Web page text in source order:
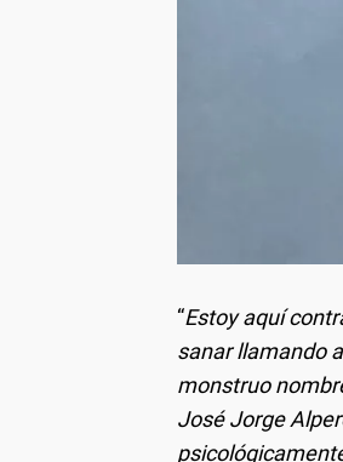
“Estoy aquí
sanar llamando
monstruo
José Jorge